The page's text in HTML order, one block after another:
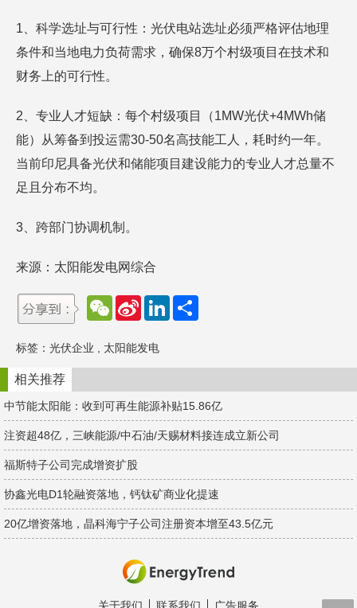
1、科学选址与可行性：光伏电站选址必须严格评估地理
条件和当地电力负荷需求，确保8万个村级项目在技术和
财务上的可行性。
2、专业人才短缺：每个村级项目（1MW光伏+4MWh储
能）从筹备到投运需30-50名高技能工人，耗时约一年。
当前印尼具备光伏和储能项目建设能力的专业人才总量不
足且分布不均。
3、跨部门协调机制。
来源：太阳能发电网综合
W
e
a
t
S
W
e
b
o
L
d
n
标签： 光伏企业 太阳能发电
相关推荐
中节能太阳能：收到可再生能源补贴15.86亿
注资超48亿，三峡能源/中石油/天赐材料接连成立新公司
福斯特子公司完成增资扩股
协鑫光电D1轮融资落地，钙钛矿商业化提速
20亿增资落地，晶科海宁子公司注册资本增至43.5亿元
关于我们 联系我们 广告服务